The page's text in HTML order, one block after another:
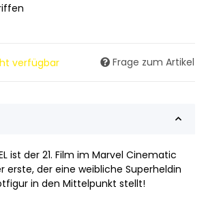
verfügbar Frage zum Artikel
ist der 21. Film im Marvel Cinematic
erste, der eine weibliche Superheldin
in den Mittelpunkt stellt!